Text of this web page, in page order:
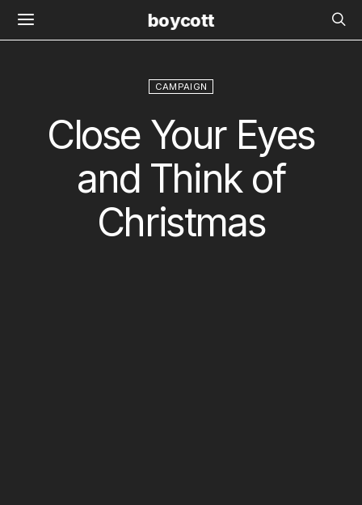
boycott
CAMPAIGN
Close Your Eyes
and Think of
Christmas